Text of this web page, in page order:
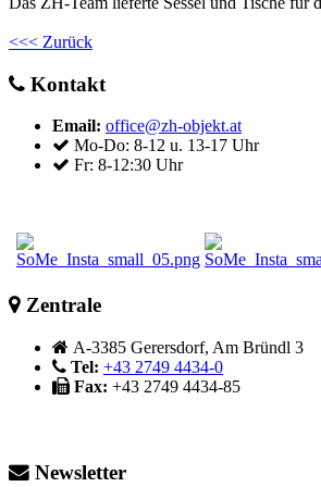
<<< Zurück
Kontakt
Email: office@zh-objekt.at
Mo-Do: 8-12 u. 13-17 Uhr
Fr: 8-12:30 Uhr
Zentrale
A-3385 Gerersdorf, Am Bründl 3
Tel: +43 2749 4434-0
Fax: +43 2749 4434-85
Newsletter